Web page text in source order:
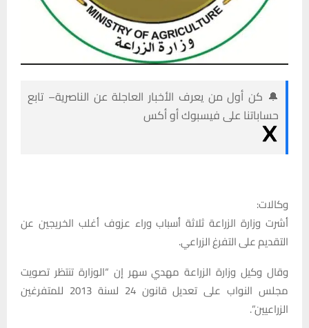
🔔 كن أول من يعرف الأخبار العاجلة عن الناصرية– تابع
حساباتنا على فيسبوك أو أكس
وكالات:
أشرت وزارة الزراعة ثلاثة أسباب وراء عزوف أغلب الخريجين عن
التقديم على التفرغ الزراعي.
وقال وكيل وزارة الزراعة مهدي سهر إن “الوزارة تنتظر تصويت
مجلس النواب على تعديل قانون 24 لسنة 2013 للمتفرغين
الزراعيين”.